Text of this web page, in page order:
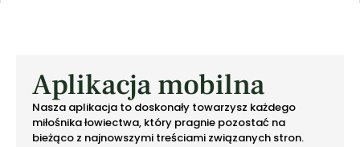
Aplikacja mobilna
Nasza aplikacja to doskonały towarzysz każdego
miłośnika łowiectwa, który pragnie pozostać na
bieżąco z najnowszymi treściami związanych stron.